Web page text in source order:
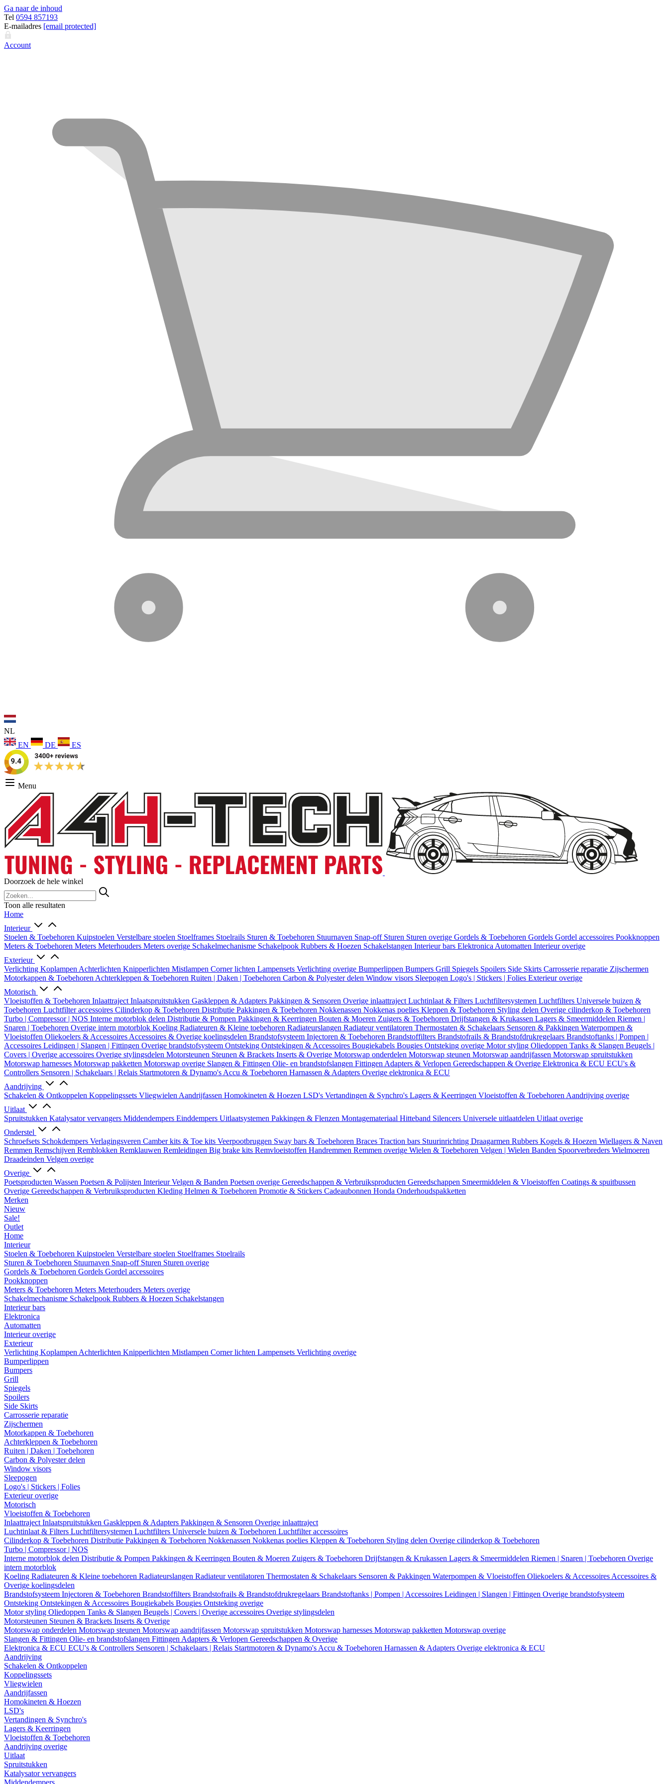
Ga naar de inhoud
Tel 0594 857193
E-mailadres [email protected]
Account
NL
EN
DE ES
Menu
Doorzoek de hele winkel
Toon alle resultaten
Home
Interieur
Stoelen & Toebehoren Kuipstoelen Verstelbare stoelen Stoelframes Stoelrails Sturen & Toebehoren Stuurnaven Snap-off Sturen Sturen overige Gordels & Toebehoren Gordels Gordel accessoires Pookknoppen
Meters & Toebehoren Meters Meterhouders Meters overige Schakelmechanisme Schakelpook Rubbers & Hoezen Schakelstangen Interieur bars Elektronica Automatten Interieur overige
Exterieur
Verlichting Koplampen Achterlichten Knipperlichten Mistlampen Corner lichten Lampensets Verlichting overige Bumperlippen Bumpers Grill Spiegels Spoilers Side Skirts Carrosserie reparatie Zijschermen
Motorkappen & Toebehoren Achterkleppen & Toebehoren Ruiten | Daken | Toebehoren Carbon & Polyester delen Window visors Sleepogen Logo's | Stickers | Folies Exterieur overige
Motorisch
Vloeistoffen & Toebehoren Inlaattraject Inlaatspruitstukken Gaskleppen & Adapters Pakkingen & Sensoren Overige inlaattraject Luchtinlaat & Filters Luchtfiltersystemen Luchtfilters Universele buizen &
Toebehoren Luchtfilter accessoires Cilinderkop & Toebehoren Distributie Pakkingen & Toebehoren Nokkenassen Nokkenas poelies Kleppen & Toebehoren Styling delen Overige cilinderkop & Toebehoren
Turbo | Compressor | NOS Interne motorblok delen Distributie & Pompen Pakkingen & Keerringen Bouten & Moeren Zuigers & Toebehoren Drijfstangen & Krukassen Lagers & Smeermiddelen Riemen |
Snaren | Toebehoren Overige intern motorblok Koeling Radiateuren & Kleine toebehoren Radiateurslangen Radiateur ventilatoren Thermostaten & Schakelaars Sensoren & Pakkingen Waterpompen &
Vloeistoffen Oliekoelers & Accessoires Accessoires & Overige koelingsdelen Brandstofsysteem Injectoren & Toebehoren Brandstoffilters Brandstofrails & Brandstofdrukregelaars Brandstoftanks | Pompen |
Accessoires Leidingen | Slangen | Fittingen Overige brandstofsysteem Ontsteking Ontstekingen & Accessoires Bougiekabels Bougies Ontsteking overige Motor styling Oliedoppen Tanks & Slangen Beugels |
Covers | Overige accessoires Overige stylingsdelen Motorsteunen Steunen & Brackets Inserts & Overige Motorswap onderdelen Motorswap steunen Motorswap aandrijfassen Motorswap spruitstukken
Motorswap harnesses Motorswap pakketten Motorswap overige Slangen & Fittingen Olie- en brandstofslangen Fittingen Adapters & Verlopen Gereedschappen & Overige Elektronica & ECU ECU's &
Controllers Sensoren | Schakelaars | Relais Startmotoren & Dynamo's Accu & Toebehoren Harnassen & Adapters Overige elektronica & ECU
Aandrijving
Schakelen & Ontkoppelen Koppelingssets Vliegwielen Aandrijfassen Homokineten & Hoezen LSD's Vertandingen & Synchro's Lagers & Keerringen Vloeistoffen & Toebehoren Aandrijving overige
Uitlaat
Spruitstukken Katalysator vervangers Middendempers Einddempers Uitlaatsystemen Pakkingen & Flenzen Montagemateriaal Hitteband Silencers Universele uitlaatdelen Uitlaat overige
Onderstel
Schroefsets Schokdempers Verlagingsveren Camber kits & Toe kits Veerpootbruggen Sway bars & Toebehoren Braces Traction bars Stuurinrichting Draagarmen Rubbers Kogels & Hoezen Wiellagers & Naven
Remmen Remschijven Remblokken Remklauwen Remleidingen Big brake kits Remvloeistoffen Handremmen Remmen overige Wielen & Toebehoren Velgen | Wielen Banden Spoorverbreders Wielmoeren
Draadeinden Velgen overige
Overige
Poetsproducten Wassen Poetsen & Polijsten InterieurVelgen & Banden Poetsen overige Gereedschappen & Verbruiksproducten Gereedschappen Smeermiddelen & Vloeistoffen Coatings & spuitbussen
Overige Gereedschappen & Verbruiksproducten Kleding Helmen & Toebehoren Promotie & Stickers Cadeaubonnen Honda Onderhoudspakketten
Merken
Nieuw
Sale!
Outlet
Home
Interieur
Stoelen & Toebehoren Kuipstoelen Verstelbare stoelen Stoelframes Stoelrails
Sturen & Toebehoren Stuurnaven Snap-off Sturen Sturen overige
Gordels & Toebehoren Gordels Gordel accessoires
Pookknoppen
Meters & Toebehoren Meters Meterhouders Meters overige
Schakelmechanisme Schakelpook Rubbers & Hoezen Schakelstangen
Interieur bars
Elektronica
Automatten
Interieur overige
Exterieur
Verlichting Koplampen Achterlichten Knipperlichten Mistlampen Corner lichten Lampensets Verlichting overige
Bumperlippen
Bumpers
Grill
Spiegels
Spoilers
Side Skirts
Carrosserie reparatie
Zijschermen
Motorkappen & Toebehoren
Achterkleppen & Toebehoren
Ruiten | Daken | Toebehoren
Carbon & Polyester delen
Window visors
Sleepogen
Logo's | Stickers | Folies
Exterieur overige
Motorisch
Vloeistoffen & Toebehoren
Inlaattraject Inlaatspruitstukken Gaskleppen & Adapters Pakkingen & Sensoren Overige inlaattraject
Luchtinlaat & Filters Luchtfiltersystemen Luchtfilters Universele buizen & Toebehoren Luchtfilter accessoires
Cilinderkop & Toebehoren Distributie Pakkingen & Toebehoren Nokkenassen Nokkenas poelies Kleppen & Toebehoren Styling delen Overige cilinderkop & Toebehoren
Turbo | Compressor | NOS
Interne motorblok delen Distributie & Pompen Pakkingen & Keerringen Bouten & Moeren Zuigers & Toebehoren Drijfstangen & Krukassen Lagers & Smeermiddelen Riemen | Snaren | Toebehoren Overige
intern motorblok
Koeling Radiateuren & Kleine toebehoren Radiateurslangen Radiateur ventilatoren Thermostaten & Schakelaars Sensoren & Pakkingen Waterpompen & Vloeistoffen Oliekoelers & Accessoires Accessoires &
Overige koelingsdelen
Brandstofsysteem Injectoren & Toebehoren Brandstoffilters Brandstofrails & Brandstofdrukregelaars Brandstoftanks | Pompen | Accessoires Leidingen | Slangen | Fittingen Overige brandstofsysteem
Ontsteking Ontstekingen & Accessoires Bougiekabels Bougies Ontsteking overige
Motor styling Oliedoppen Tanks & Slangen Beugels | Covers | Overige accessoires Overige stylingsdelen
Motorsteunen Steunen & Brackets Inserts & Overige
Motorswap onderdelen Motorswap steunen Motorswap aandrijfassen Motorswap spruitstukken Motorswap harnesses Motorswap pakketten Motorswap overige
Slangen & Fittingen Olie- en brandstofslangen Fittingen Adapters & Verlopen Gereedschappen & Overige
Elektronica & ECU ECU's & Controllers Sensoren | Schakelaars | Relais Startmotoren & Dynamo's Accu & Toebehoren Harnassen & Adapters Overige elektronica & ECU
Aandrijving
Schakelen & Ontkoppelen
Koppelingssets
Vliegwielen
Aandrijfassen
Homokineten & Hoezen
LSD's
Vertandingen & Synchro's
Lagers & Keerringen
Vloeistoffen & Toebehoren
Aandrijving overige
Uitlaat
Spruitstukken
Katalysator vervangers
Middendempers